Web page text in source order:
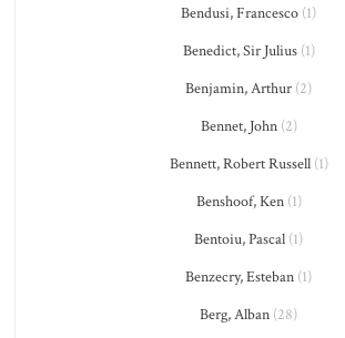
Bendusi, Francesco (1)
Benedict, Sir Julius(1)
Benjamin, Arthur (2)
Bennet, John(2)
Bennett, Robert Russell(1)
Benshoof, Ken(1)
Bentoiu, Pascal (1)
Benzecry, Esteban (1)
Berg, Alban (28)